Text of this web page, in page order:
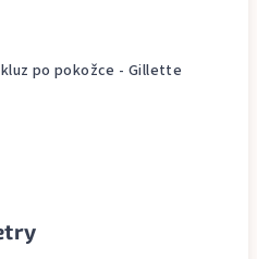
po pokožce - Gillette